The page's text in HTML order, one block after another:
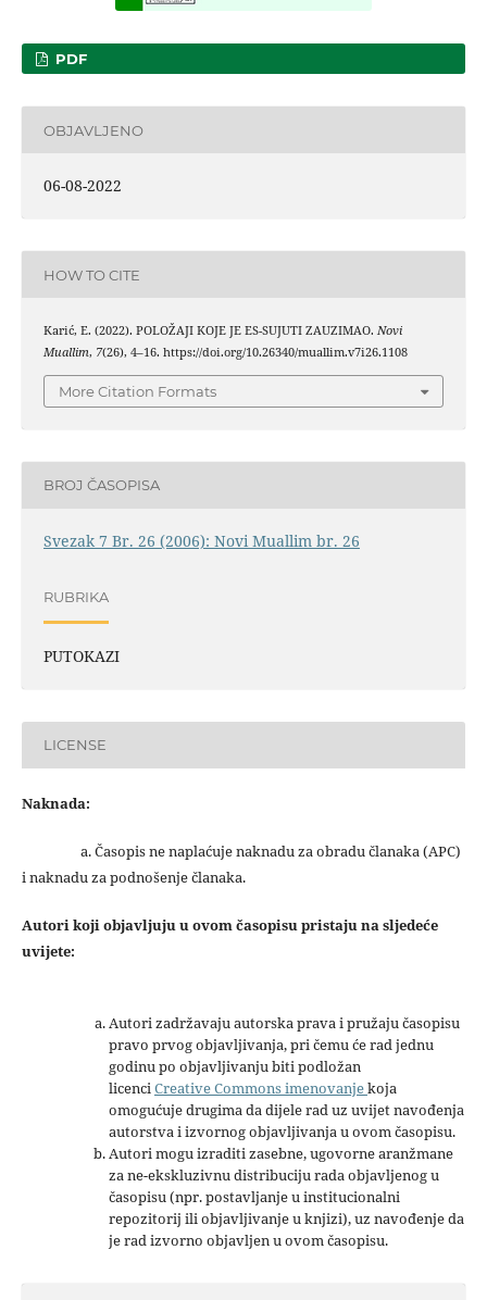
PDF
OBJAVLJENO
06-08-2022
HOW TO CITE
Karić, E. (2022). POLOŽAJI KOJE JE ES-SUJUTI ZAUZIMAO. Novi
Muallim, 7(26), 4–16. https://doi.org/10.26340/muallim.v7i26.1108
More Citation Formats
BROJ ČASOPISA
Svezak 7 Br. 26 (2006): Novi Muallim br. 26
RUBRIKA
PUTOKAZI
LICENSE
Naknada:
a. Časopis ne naplaćuje naknadu za obradu članaka (APC)
i naknadu za podnošenje članaka.
Autori koji objavljuju u ovom časopisu pristaju na sljedeće
uvijete:
Autori zadržavaju autorska prava i pružaju časopisu
pravo prvog objavljivanja, pri čemu će rad jednu
godinu po objavljivanju biti podložan
licenciCreative Commons imenovanjekoja
omogućuje drugima da dijele rad uz uvijet navođenja
autorstva i izvornog objavljivanja u ovom časopisu.
Autori mogu izraditi zasebne, ugovorne aranžmane
za ne-ekskluzivnu distribuciju rada objavljenog u
časopisu (npr. postavljanje u institucionalni
repozitorij ili objavljivanje u knjizi), uz navođenje da
je rad izvorno objavljen u ovom časopisu.